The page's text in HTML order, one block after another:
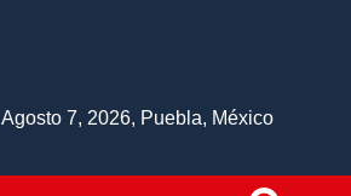
Agosto 7, 2026, Puebla, México